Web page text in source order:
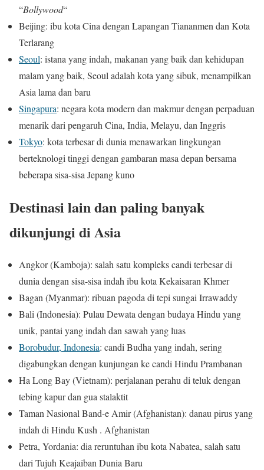
“Bollywood“
Beijing: ibu kota Cina dengan Lapangan Tiananmen dan Kota
Terlarang
Seoul: istana yang indah, makanan yang baik dan kehidupan
malam yang baik, Seoul adalah kota yang sibuk, menampilkan
Asia lama dan baru
Singapura: negara kota modern dan makmur dengan perpaduan
menarik dari pengaruh Cina, India, Melayu, dan Inggris
Tokyo: kota terbesar di dunia menawarkan lingkungan
berteknologi tinggi dengan gambaran masa depan bersama
beberapa sisa-sisa Jepang kuno
Destinasi lain dan paling banyak
dikunjungi di Asia
Angkor (Kamboja): salah satu kompleks candi terbesar di
dunia dengan sisa-sisa indah ibu kota Kekaisaran Khmer
Bagan (Myanmar): ribuan pagoda di tepi sungai Irrawaddy
Bali (Indonesia): Pulau Dewata dengan budaya Hindu yang
unik, pantai yang indah dan sawah yang luas
Borobudur, Indonesia: candi Budha yang indah, sering
digabungkan dengan kunjungan ke candi Hindu Prambanan
Ha Long Bay (Vietnam): perjalanan perahu di teluk dengan
tebing kapur dan gua stalaktit
Taman Nasional Band-e Amir (Afghanistan): danau pirus yang
indah di Hindu Kush . Afghanistan
Petra, Yordania: dia reruntuhan ibu kota Nabatea, salah satu
dari Tujuh Keajaiban Dunia Baru